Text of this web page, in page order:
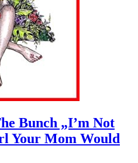
Bunch „I’m Not
Your Mom Would